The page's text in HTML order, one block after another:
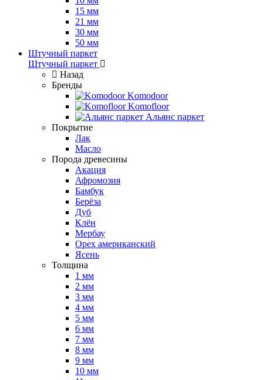
15 мм
21 мм
30 мм
50 мм
Штучный паркет
Штучный паркет
Назад
Бренды
Komodoor
Komofloor
Альянс паркет
Покрытие
Лак
Масло
Порода древесины
Акация
Афромозия
Бамбук
Берёза
Дуб
Клён
Мербау
Орех американский
Ясень
Толщина
1 мм
2 мм
3 мм
4 мм
5 мм
6 мм
7 мм
8 мм
9 мм
10 мм